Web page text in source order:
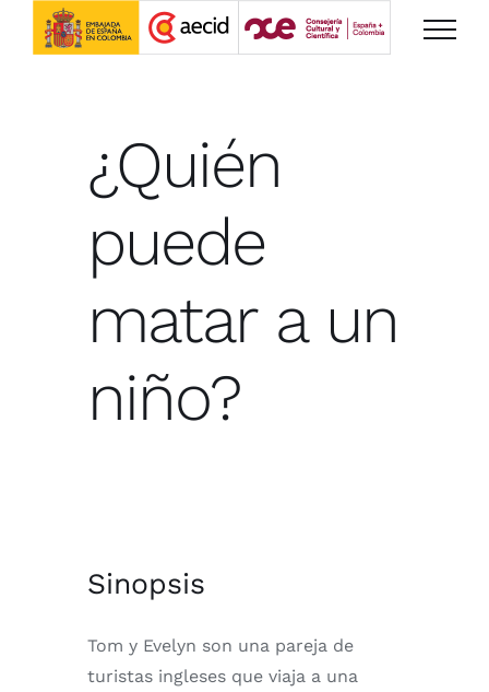
Saltar
¿Quién
puede
matar a un
niño?
Sinopsis
Tom y Evelyn son una pareja de
turistas ingleses que viaja a una